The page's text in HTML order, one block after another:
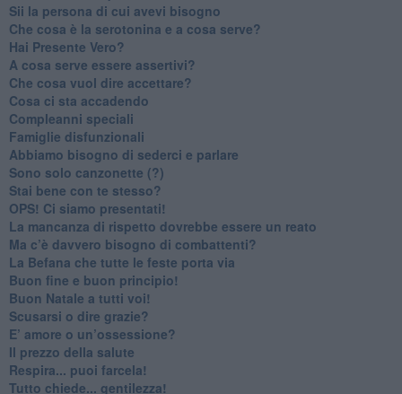
​Sii la persona di cui avevi bisogno
Che cosa è la serotonina e a cosa serve?
​Hai Presente Vero?
A cosa serve essere assertivi?
​Che cosa vuol dire accettare?
​Cosa ci sta accadendo
​Compleanni speciali
​Famiglie disfunzionali
​Abbiamo bisogno di sederci e parlare
Sono solo canzonette (?)
​Stai bene con te stesso?
​OPS! Ci siamo presentati!
​La mancanza di rispetto dovrebbe essere un reato
​Ma c’è davvero bisogno di combattenti?
​La Befana che tutte le feste porta via
Buon fine e buon principio!
​Buon Natale a tutti voi!
​Scusarsi o dire grazie?
​E’ amore o un’ossessione?
​Il prezzo della salute
​Respira... puoi farcela!
​Tutto chiede... gentilezza!